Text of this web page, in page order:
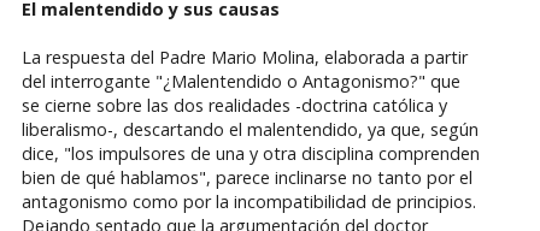
El malentendido y sus causas
La respuesta del Padre Mario Molina, elaborada a partir
del interrogante "¿Malentendido o Antagonismo?" que
se cierne sobre las dos realidades -doctrina católica y
liberalismo-, descartando el malentendido, ya que, según
dice, "los impulsores de una y otra disciplina comprenden
bien de qué hablamos", parece inclinarse no tanto por el
antagonismo como por la incompatibilidad de principios.
Dejando sentado que la argumentación del doctor